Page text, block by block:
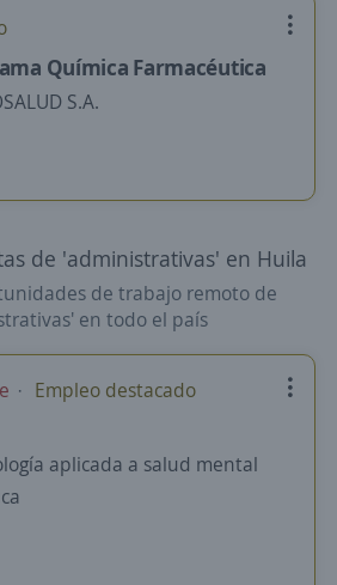
Química Farmacéutica
S.A.
de 'administrativas' en Huila
de trabajo remoto de
en todo el país
Empleo destacado
aplicada a salud mental